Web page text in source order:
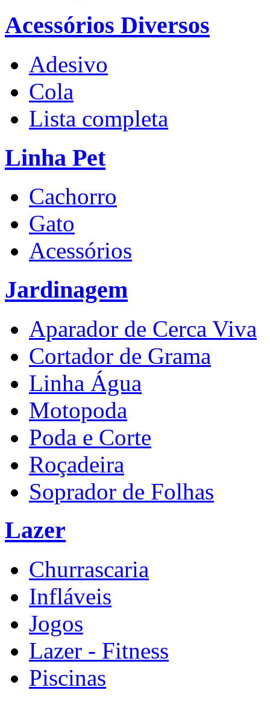
Acessórios Diversos
Adesivo
Cola
Lista completa
Linha Pet
Cachorro
Gato
Acessórios
Jardinagem
Aparador de Cerca Viva
Cortador de Grama
Linha Água
Motopoda
Poda e Corte
Roçadeira
Soprador de Folhas
Lazer
Churrascaria
Infláveis
Jogos
Lazer - Fitness
Piscinas